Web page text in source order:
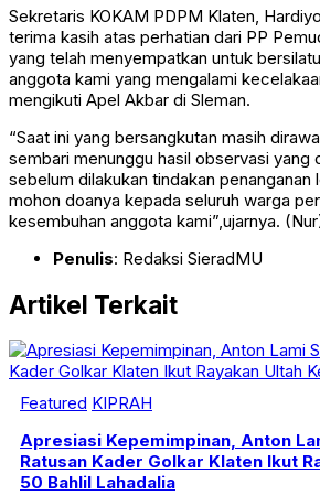
Sekretaris KOKAM PDPM Klaten,
terima kasih atas perhatian dari PP
yang telah menyempatkan untuk
anggota kami yang mengalami
mengikuti Apel Akbar di Sleman.
“Saat ini yang bersangkutan masih
sembari menunggu hasil observasi yang
sebelum dilakukan tindakan penanganan
mohon doanya kepada seluruh warga
kesembuhan anggota kami”,ujarnya.
Penulis: Redaksi SieradMU
Artikel Terkait
Featured KIPRAH
Apresiasi Kepemimpinan, Anton
Ratusan Kader Golkar Klaten Ikut
50 Bahlil Lahadalia